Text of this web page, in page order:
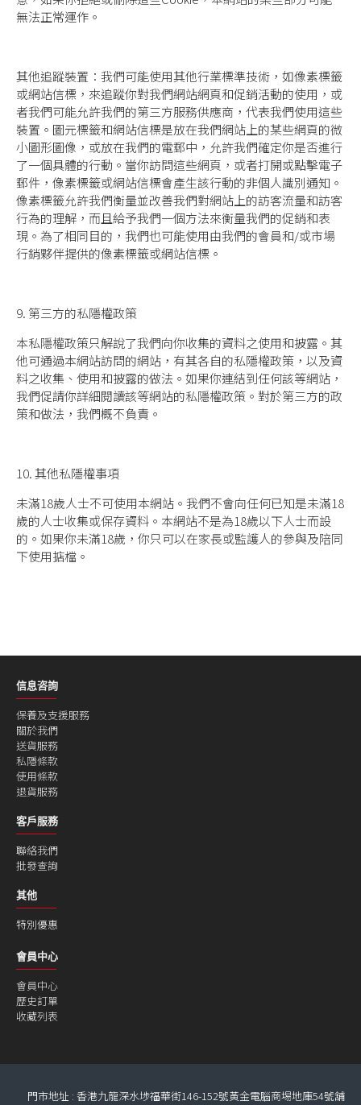
無法正常運作。
其他追蹤裝置：我們可能使用其他行業標準技術，如像素標籤
或網站信標，來追蹤你對我們網站網頁和促銷活動的使用，或
者我們可能允許我們的第三方服務供應商，代表我們使用這些
裝置。圖元標籤和網站信標是放在我們網站上的某些網頁的微
小圖形圖像，或放在我們的電郵中，允許我們確定你是否進行
了一個具體的行動。當你訪問這些網頁，或者打開或點擊電子
郵件，像素標籤或網站信標會產生該行動的非個人識別通知。
像素標籤允許我們衡量並改善我們對網站上的訪客流量和訪客
行為的理解，而且給予我們一個方法來衡量我們的促銷和表
現。為了相同目的，我們也可能使用由我們的會員和/或市場
行銷夥伴提供的像素標籤或網站信標。
9. 第三方的私隱權政策
本私隱權政策只解說了我們向你收集的資料之使用和披露。其
他可通過本網站訪問的網站，有其各自的私隱權政策，以及資
料之收集、使用和披露的做法。如果你連結到任何該等網站，
我們促請你詳細閱讀該等網站的私隱權政策。對於第三方的政
策和做法，我們概不負責。
10. 其他私隱權事項
未滿18歲人士不可使用本網站。我們不會向任何已知是未滿18
歲的人士收集或保存資料。本網站不是為18歲以下人士而設
的。如果你未滿18歲，你只可以在家長或監護人的參與及陪同
下使用掂檔。
信息咨詢
保養及支援服務
關於我們
送貨服務
私隱條款
使用條款
退貨服務
客戶服務
聯絡我們
批發查詢
其他
特別優惠
會員中心
會員中心
歷史訂單
收藏列表
門市地址 : 香港九龍深水埗福華街146-152號黃金電腦商埸地庫54號舖